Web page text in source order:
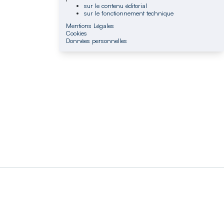
sur le contenu éditorial
sur le fonctionnement technique
Mentions Légales
Cookies
Données personnelles